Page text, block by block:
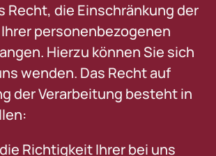
Recht, die Einschränkung der
personenbezogenen
Hierzu können Sie sich
wenden. Das Recht auf
der Verarbeitung besteht in
Richtigkeit Ihrer bei uns